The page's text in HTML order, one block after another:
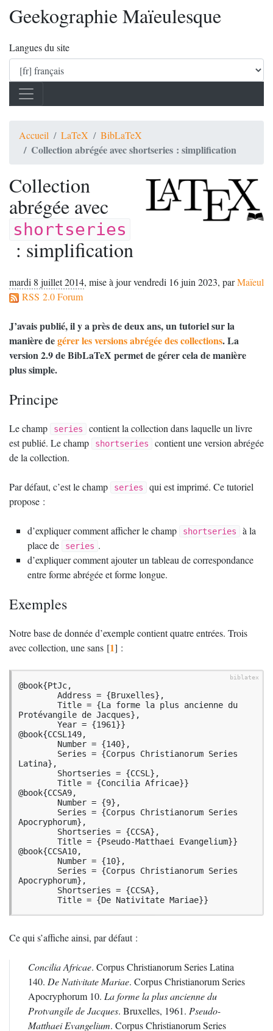
Geekographie Maïeulesque
Langues du site
Accueil LaTeX BibLaTeX
Collection abrégée avec shortseries : simplification
Collection
abrégée avec
shortseries
: simplification
mardi 8 juillet 2014, mise à jour vendredi 16 juin 2023, parMaïeul
RSS 2.0 Forum
J’avais publié, il y a près de deux ans, un tutoriel sur la
manière degérer les versions abrégée des collections. La
version 2.9 de BibLaTeX permet de gérer cela de manière
plus simple.
Principe
Le champ series
contient la collection dans laquelle un livre
est publié. Le champ
shortseries
contient une version abrégée
de la collection.
Par défaut, c’est le champ series
qui est imprimé. Ce tutoriel
propose :
d’expliquer comment afficher le champ shortseries
à la
place de
series .
d’expliquer comment ajouter un tableau de correspondance
entre forme abrégée et forme longue.
Exemples
Notre base de donnée d’exemple contient quatre entrées. Trois
avec collection, une sans [1] :
@book{PtJc,
Protévangile de Jacques},
@book{CCSL149,
Latina},
@book{CCSA9,
Apocryphorum},
@book{CCSA10,
Apocryphorum},
	Title = {De Nativitate Mariae}}
Ce qui s’affiche ainsi, par défaut :
Concilia Africae. Corpus Christianorum Series Latina
140. De Nativitate Mariae. Corpus Christianorum Series
Apocryphorum 10. La forme la plus ancienne du
Protvangile de Jacques. Bruxelles, 1961. Pseudo-
Matthaei Evangelium. Corpus Christianorum Series